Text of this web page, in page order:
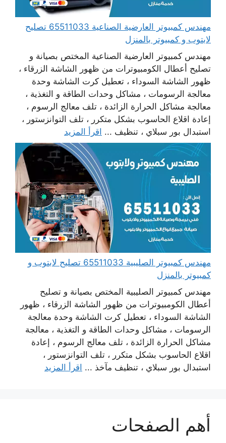
مهندس كمبيوتر العارضية الصناعية 65511033 تصليح
لابتوب و كمبيوتر بالمنزل
مهندس كمبيوتر العارضية الصناعية المختص بصيانة و
تصليح أعطال الكومبيوترات من ظهور الشاشة الزرقاء ،
ظهور الشاشة السوداء ، تعطيل كرت الشاشة وحدة
معالجة الرسومات ، مشاكل وحدات الطاقة و التغذية ،
معالجة مشاكل الحرارة الزائدة ، تلف معالج الرسوم ،
إعادة اقلاع الحاسوب بشكل متكرر ، تلف التوانزستور ،
استبدال بور سبلاي ، تنظيف ... اقرأ المزيد
مهندس كمبيوتر الصليبية 65511033 تصليح لابتوب و
كمبيوتر بالمنزل
مهندس كمبيوتر الصليبية المختص بصيانة و تصليح
أعطال الكومبيوترات من ظهور الشاشة الزرقاء ، ظهور
الشاشة السوداء ، تعطيل كرت الشاشة وحدة معالجة
الرسومات ، مشاكل وحدات الطاقة و التغذية ، معالجة
مشاكل الحرارة الزائدة ، تلف معالج الرسوم ، إعادة
اقلاع الحاسوب بشكل متكرر ، تلف التوانزستور ،
استبدال بور سبلاي ، تنظيف مآخذ ... اقرأ المزيد
أهم الصفحات